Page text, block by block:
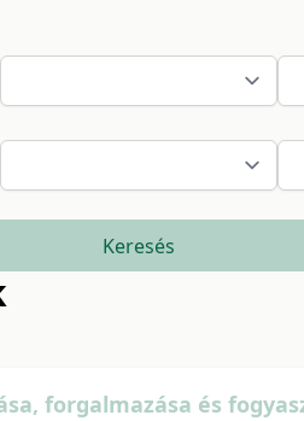
Keresés
forgalmazása és